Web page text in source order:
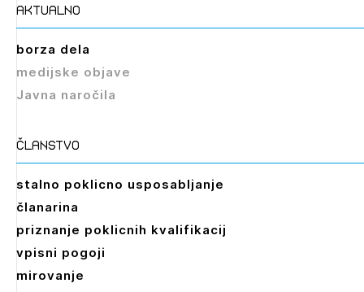
aktualno
borza dela
medijske objave
Javna naročila
članstvo
stalno poklicno usposabljanje
članarina
priznanje poklicnih kvalifikacij
vpisni pogoji
mirovanje